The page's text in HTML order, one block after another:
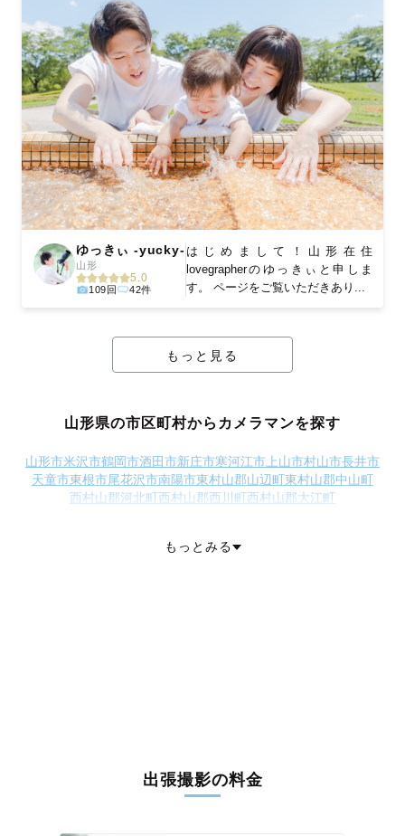
ゆっきぃ -yucky-
山形
5.0
109回 42件
はじめまして！山形在住
lovegrapherのゆっきぃと申しま
す。 ページをご覧いただきあり...
もっと見る
山形県の市区町村からカメラマンを探す
山形市米沢市鶴岡市酒田市新庄市寒河江市 上山市村山市長井市
天童市東根市尾花沢市南陽市東村山郡山辺町東村山郡中山町
西村山郡河北町西村山郡西川町西村山郡大江町
東置賜郡川西町 西置賜郡小国町
もっとみる
出張撮影の料金